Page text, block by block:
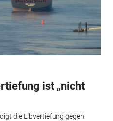
ist „nicht
die Elbvertiefung gegen